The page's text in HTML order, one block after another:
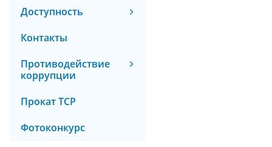
Доступность
Контакты
Противодействие
коррупции
Прокат ТСР
Фотоконкурс